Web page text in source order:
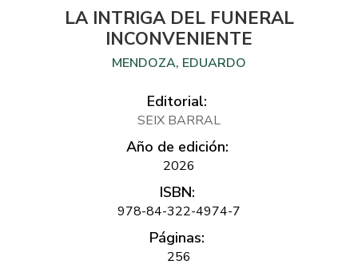
LA INTRIGA DEL FUNERAL
INCONVENIENTE
MENDOZA, EDUARDO
Editorial:
SEIX BARRAL
Año de edición:
2026
ISBN:
978-84-322-4974-7
Páginas:
256